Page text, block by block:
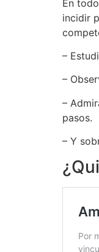
En
incidir
–
–
–
pasos.
– Y